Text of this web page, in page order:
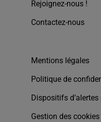
Rejoignez-nous !
Contactez-nous
Mentions légales
Politique de
Dispositifs
Gestion des cookies